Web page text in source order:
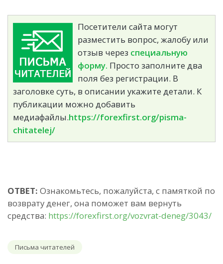
Посетители сайта могут
разместить вопрос, жалобу или
отзыв через специальную
форму. Просто заполните два
поля без регистрации. В
заголовке суть, в описании укажите детали. К
публикации можно добавить
медиафайлы.https://forexfirst.org/pisma-
chitatelej/
ОТВЕТ: Ознакомьтесь, пожалуйста, с памяткой по
возврату денег, она поможет вам вернуть
средства: https://forexfirst.org/vozvrat-deneg/3043/
Письма читателей